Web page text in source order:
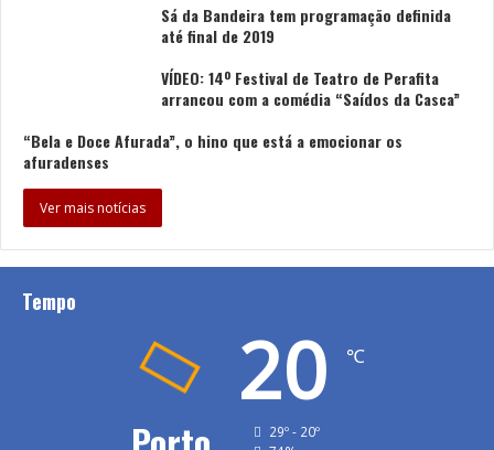
Sá da Bandeira tem programação definida
até final de 2019
VÍDEO: 14º Festival de Teatro de Perafita
arrancou com a comédia “Saídos da Casca”
“Bela e Doce Afurada”, o hino que está a emocionar os
afuradenses
Ver mais notícias
Tempo
20 ℃
29º - 20º